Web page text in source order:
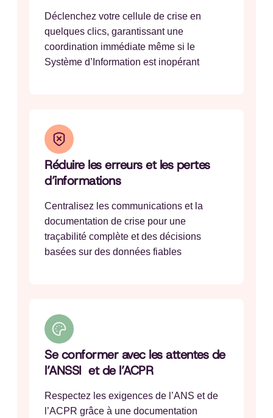
Déclenchez votre cellule de crise en
quelques clics, garantissant une
coordination immédiate même si le
Système d’Information est inopérant
Réduire les erreurs et les pertes
d’informations
Centralisez les communications et la
documentation de crise pour une
traçabilité complète et des décisions
basées sur des données fiables
Se conformer avec les attentes de
l’ANSSI et de l’ACPR
Respectez les exigences de l’ANS et de
l’ACPR grâce à une documentation